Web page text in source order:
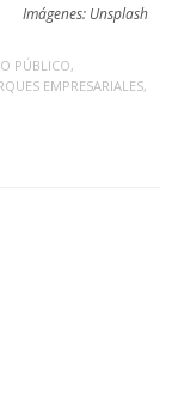
Imágenes: Unsplash
PÚBLICO,
EMPRESARIALES,